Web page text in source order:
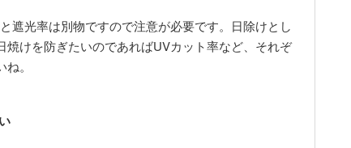
遮光率は別物ですので注意が必要です。日除けとし
けを防ぎたいのであればUVカット率など、それぞ
。